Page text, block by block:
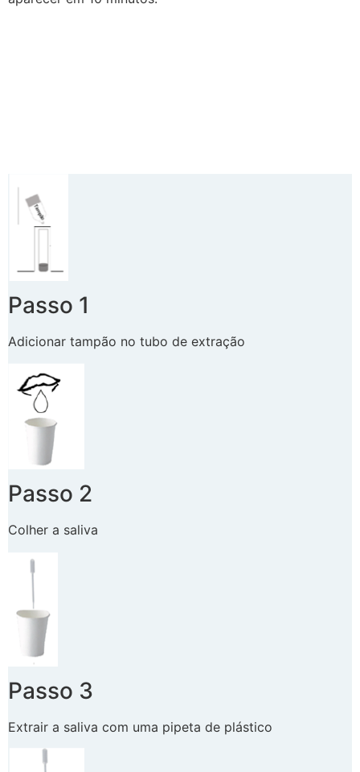
Passo 1
Adicionar tampão no tubo de extração
Passo 2
Colher a saliva
Passo 3
Extrair a saliva com uma pipeta de plástico